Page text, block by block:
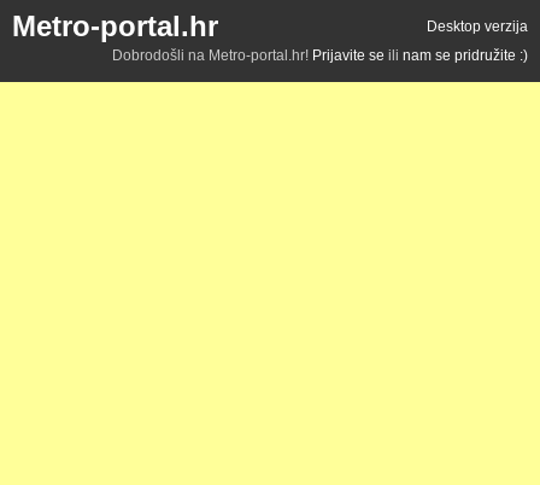
Metro-portal.hr
Desktop verzija
Dobrodošli na Metro-portal.hr! Prijavite se ili nam se pridružite :)